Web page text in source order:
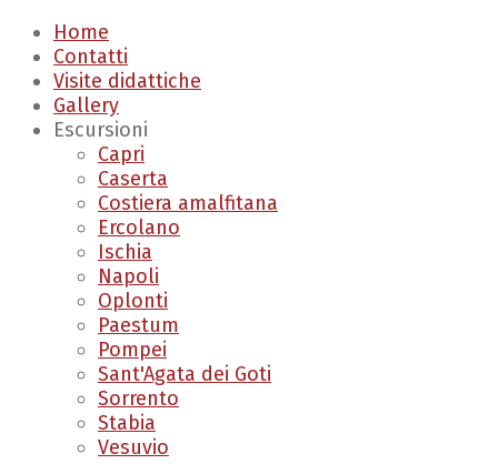
Home
Contatti
Visite didattiche
Gallery
Escursioni
Capri
Caserta
Costiera amalfitana
Ercolano
Ischia
Napoli
Oplonti
Paestum
Pompei
Sant'Agata dei Goti
Sorrento
Stabia
Vesuvio